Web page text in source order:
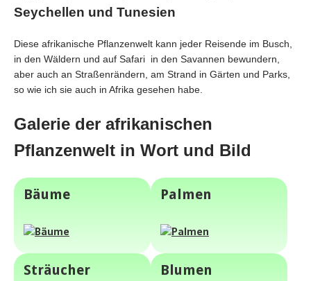
Seychellen und Tunesien
Diese afrikanische Pflanzenwelt kann jeder Reisende im Busch,
in den Wäldern und auf Safari in den Savannen bewundern,
aber auch an Straßenrändern, am Strand in Gärten und Parks,
so wie ich sie auch in Afrika gesehen habe.
Galerie der afrikanischen
Pflanzenwelt in Wort und Bild
Bäume Palmen
Sträucher Blumen